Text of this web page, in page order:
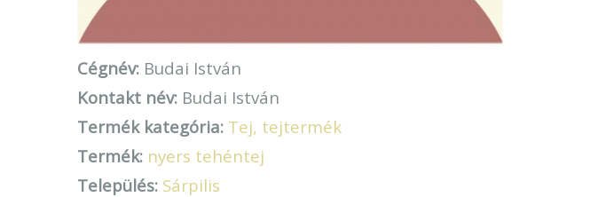
Cégnév: Budai István
Kontakt név: Budai István
Termék kategória: Tej, tejtermék
Termék: nyers tehéntej
Település: Sárpilis